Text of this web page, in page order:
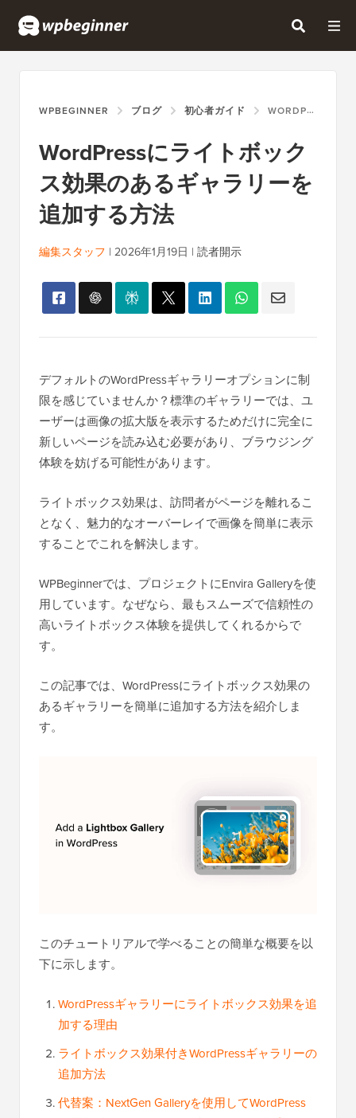
WPBEGINNER ブログ 初心者ガイド WORDPRESSにライトボックス効果のあるギャラリーを追加する方法
WordPressにライトボック
ス効果のあるギャラリーを
追加する方法
編集スタッフ | 2026年1月19日 | 読者開示
デフォルトのWordPressギャラリーオプションに制
限を感じていませんか？標準のギャラリーでは、ユ
ーザーは画像の拡大版を表示するためだけに完全に
新しいページを読み込む必要があり、ブラウジング
体験を妨げる可能性があります。
ライトボックス効果は、訪問者がページを離れるこ
となく、魅力的なオーバーレイで画像を簡単に表示
することでこれを解決します。
WPBeginnerでは、プロジェクトにEnvira Galleryを使
用しています。なぜなら、最もスムーズで信頼性の
高いライトボックス体験を提供してくれるからで
す。
この記事では、WordPressにライトボックス効果の
あるギャラリーを簡単に追加する方法を紹介しま
す。
このチュートリアルで学べることの簡単な概要を以
下に示します。
WordPressギャラリーにライトボックス効果を追
加する理由
ライトボックス効果付きWordPressギャラリーの
追加方法
代替案：NextGen Galleryを使用してWordPress